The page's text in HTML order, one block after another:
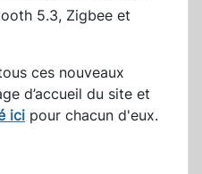
5.3, Zigbee et
ces nouveaux
d’accueil du site et
ici pour chacun d'eux.